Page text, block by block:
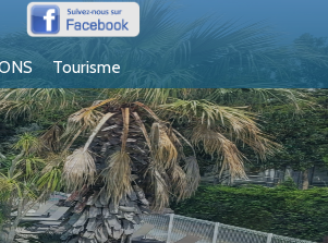
Tourisme